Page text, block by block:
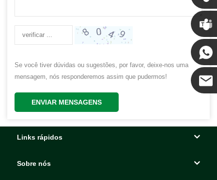
Se você tiver dúvidas ou sugestões, por favor, deixe-nos uma
mensagem, nós responderemos assim que pudermos!
ENVIAR MENSAGENS
Links rápidos
Sobre nós
Chris
Kenny